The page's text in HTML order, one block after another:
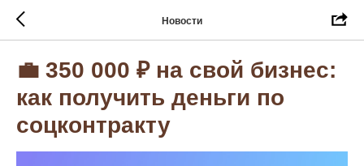
Новости
💼 350 000 ₽ на свой бизнес:
как получить деньги по
соцконтракту